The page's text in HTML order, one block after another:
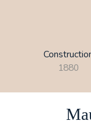
1880